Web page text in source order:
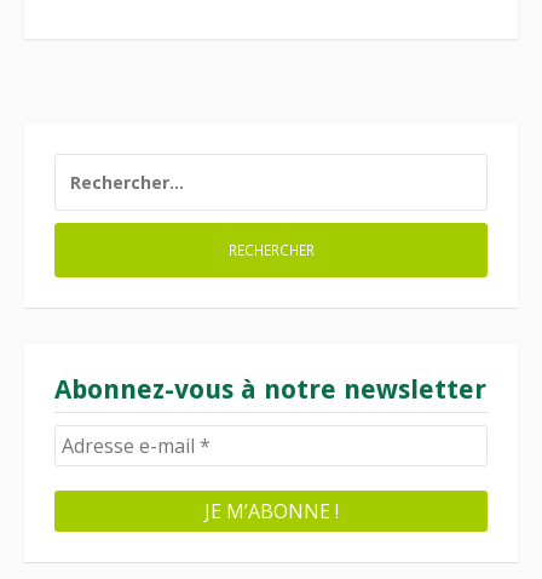
Abonnez-vous à notre newsletter